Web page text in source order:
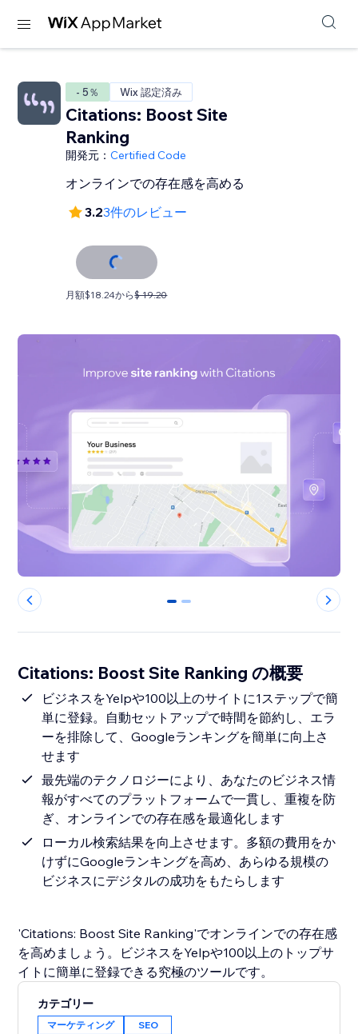
- 5％ Wix 認定済み
Citations: Boost Site
Ranking
開発元：Certified Code
オンラインでの存在感を高める
3.23件のレビュー
月額$18.24から$ 19.20
0 1
Citations: Boost Site Ranking の概要
ビジネスをYelpや100以上のサイトに1ステップで簡
単に登録。自動セットアップで時間を節約し、エラ
ーを排除して、Googleランキングを簡単に向上さ
せます
最先端のテクノロジーにより、あなたのビジネス情
報がすべてのプラットフォームで一貫し、重複を防
ぎ、オンラインでの存在感を最適化します
ローカル検索結果を向上させます。多額の費用をか
けずにGoogleランキングを高め、あらゆる規模の
ビジネスにデジタルの成功をもたらします
'Citations: Boost Site Ranking'でオンラインでの存在感
を高めましょう。ビジネスをYelpや100以上のトップサ
イトに簡単に登録できる究極のツールです。
カテゴリー
マーケティング SEO